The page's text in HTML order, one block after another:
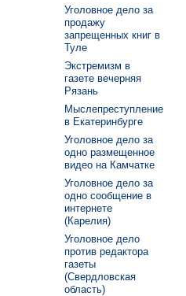
Уголовное дело за
продажу
запрещенных книг в
Туле
Экстремизм в
газете вечерняя
Рязань
Мыслепреступление
в Екатеринбурге
Уголовное дело за
одно размещенное
видео на Камчатке
Уголовное дело за
одно сообщение в
интернете
(Карелия)
Уголовное дело
против редактора
газеты
(Свердловская
область)